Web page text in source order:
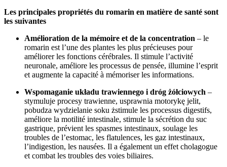
Les principales propriétés du romarin en matière de santé sont
les suivantes
Amélioration de la mémoire et de la concentration – le
romarin est l’une des plantes les plus précieuses pour
améliorer les fonctions cérébrales. Il stimule l’activité
neuronale, améliore les processus de pensée, illumine l’esprit
et augmente la capacité à mémoriser les informations.
Wspomaganie układu trawiennego i dróg żółciowych –
stymuluje procesy trawienne, usprawnia motorykę jelit,
pobudza wydzielanie soku żstimule les processus digestifs,
améliore la motilité intestinale, stimule la sécrétion du suc
gastrique, prévient les spasmes intestinaux, soulage les
troubles de l’estomac, les flatulences, les gaz intestinaux,
l’indigestion, les nausées. Il a également un effet cholagogue
et combat les troubles des voies biliaires.